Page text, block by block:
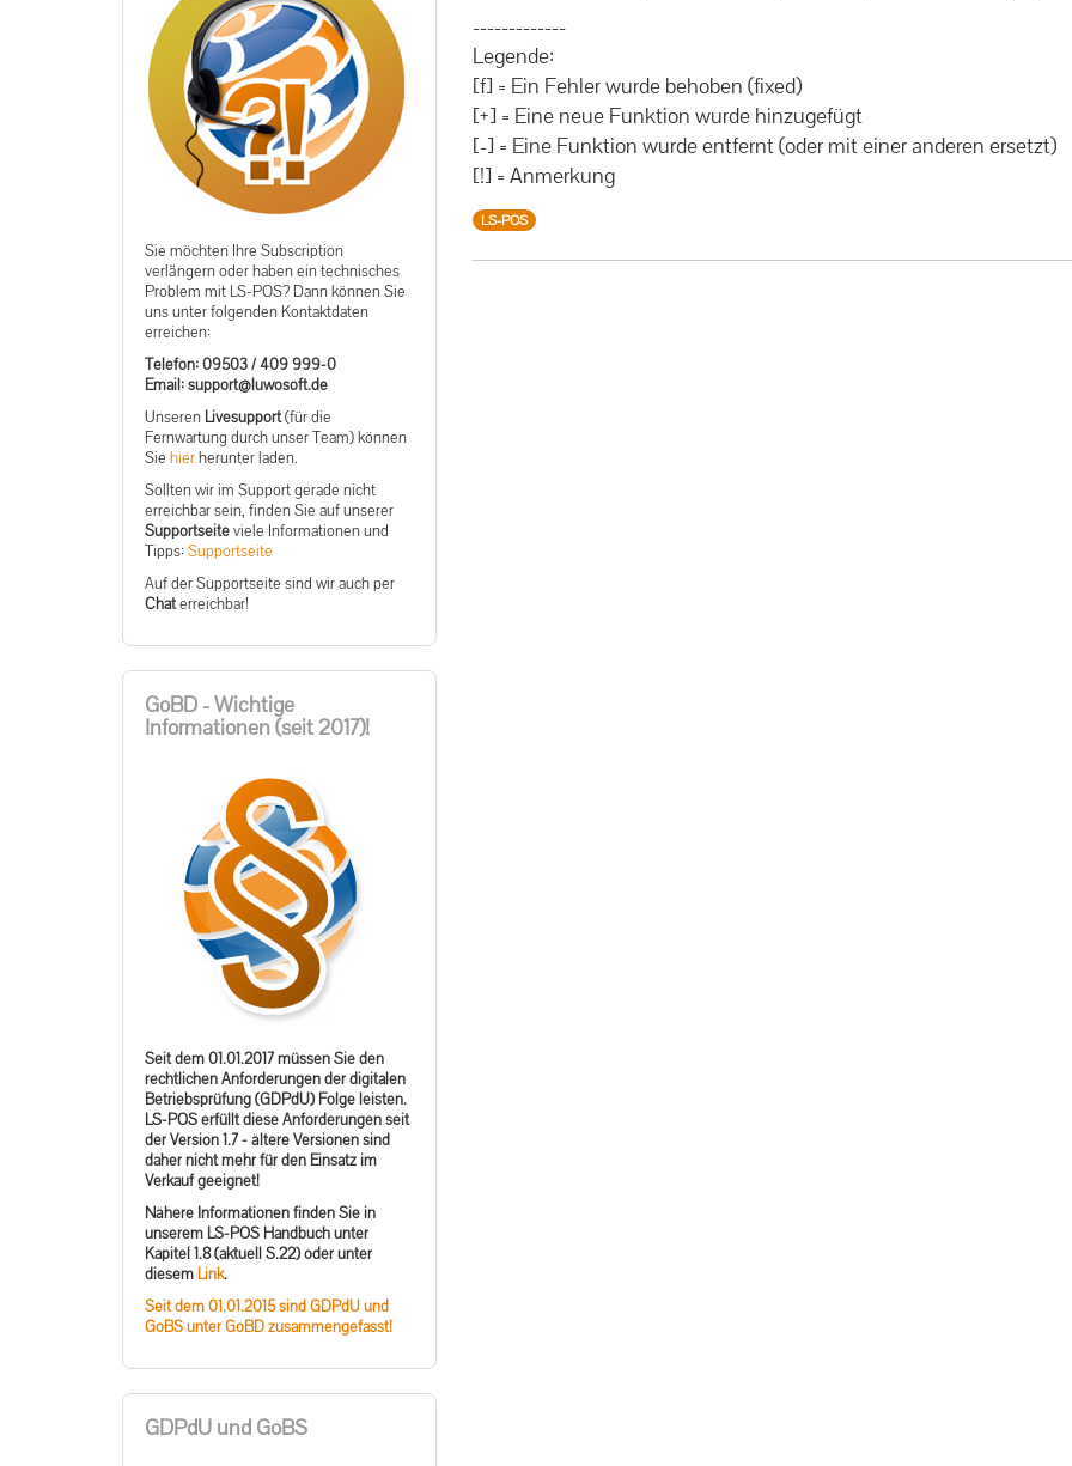
-------------
Legende:
[f] = Ein Fehler wurde behoben (fixed)
[+] = Eine neue Funktion wurde hinzugefügt
[-] = Eine Funktion wurde entfernt (oder mit einer anderen ersetzt)
[!] = Anmerkung
LS-POS
Sie möchten Ihre Subscription
verlängern oder haben ein technisches
Problem mit LS-POS? Dann können Sie
uns unter folgenden Kontaktdaten
erreichen:
Telefon: 09503 / 409 999-0
ed.tfosowul@troppus :liamE
Unseren Livesupport(für die
Fernwartung durch unser Team) können
Sie hier herunter laden.
Sollten wir im Support gerade nicht
erreichbar sein, finden Sie auf unserer
Supportseiteviele Informationen und
Tipps: Supportseite
Auf der Supportseite sind wir auch per
Chaterreichbar!
GoBD - Wichtige
Informationen (seit 2017)!
Seit dem 01.01.2017 müssen Sie den
rechtlichen Anforderungen der digitalen
Betriebsprüfung (GDPdU) Folge leisten.
LS-POS erfüllt diese Anforderungen seit
der Version 1.7 - ältere Versionen sind
daher nicht mehr für den Einsatz im
Verkauf geeignet!
Nähere Informationen finden Sie in
unserem LS-POS Handbuch unter
Kapitel 1.8 (aktuell S.22) oder unter
diesem Link.
Seit dem 01.01.2015 sind GDPdU und
GoBS unter GoBD zusammengefasst!
GDPdU und GoBS